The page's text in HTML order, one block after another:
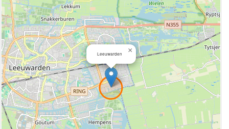
Leeuwarden ×